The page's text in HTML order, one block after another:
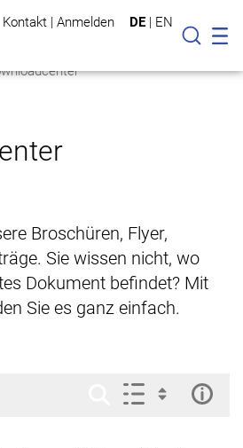
Kontakt | Anmelden DE | EN
Suche
Broschüren, Flyer,
Sie wissen nicht, wo
Dokument befindet? Mit
Sie es ganz einfach.